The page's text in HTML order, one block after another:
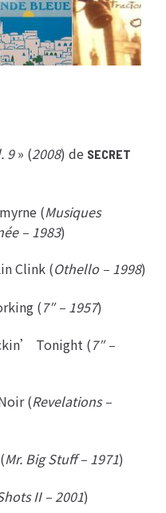
9» (2008) de SECRET
(Musiques
– 1983)
Clink (Othello – 1998)
(7″ – 1957)
Tonight (7″ –
(Revelations –
Mr. Big Stuff – 1971)
II – 2001)